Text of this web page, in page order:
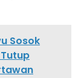
Sosok